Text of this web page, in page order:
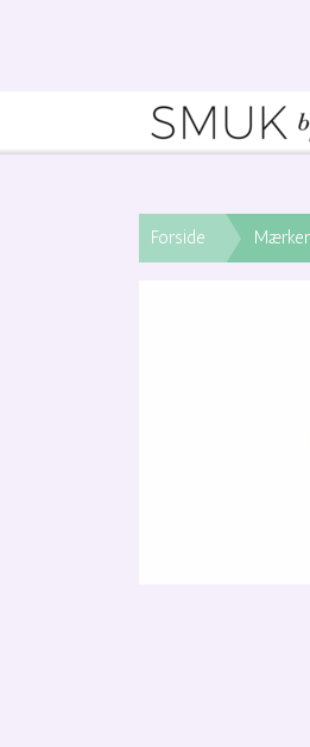
Forside Mærker